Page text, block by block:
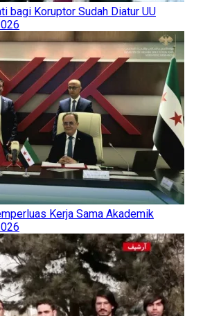
bagi Koruptor Sudah Diatur UU
Kerja Sama Akademik